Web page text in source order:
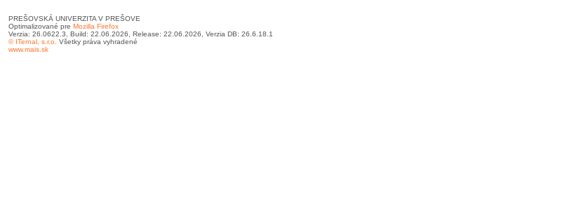
PREŠOVSKÁ UNIVERZITA V PREŠOVE
Optimalizované pre Mozilla Firefox
Verzia: 26.0622.3, Build: 22.06.2026, Release: 22.06.2026, Verzia DB: 26.6.18.1
© ITernal, s.r.o. Všetky práva vyhradené
www.mais.sk